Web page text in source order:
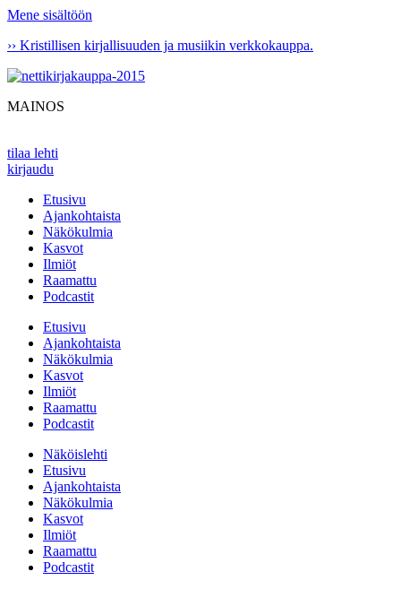
Mene sisältöön
›› Kristillisen kirjallisuuden ja musiikin verkkokauppa.
MAINOS
tilaa lehti
kirjaudu
Etusivu
Ajankohtaista
Näkökulmia
Kasvot
Ilmiöt
Raamattu
Podcastit
Etusivu
Ajankohtaista
Näkökulmia
Kasvot
Ilmiöt
Raamattu
Podcastit
Näköislehti
Etusivu
Ajankohtaista
Näkökulmia
Kasvot
Ilmiöt
Raamattu
Podcastit